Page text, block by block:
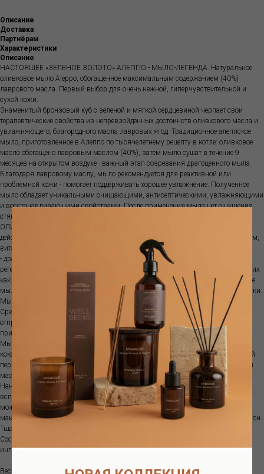
Описание
Доставка
Партнёрам
Характеристики
Описание
НАСТОЯЩЕЕ «ЗЕЛЕНОЕ ЗОЛОТО» АЛЕППО - МЫЛО-ЛЕГЕНДА. Натуральное
оливковое мыло Aleppo, обогащенное максимальным содержанием (40%)
лаврового масла. Первый выбор для очень нежной, гиперчувствительной и
сухой кожи.
Знаменитый бронзовый куб с зеленой и мягкой сердцевиной черпает свои
терапевтические свойства из непревзойденных достоинств оливкового масла и
увлажняющего, благородного масла лавровых ягод. Традиционное алеппское
мыло, приготовленное в Алеппо по тысячелетнему рецепту в котле: оливковое
масло обогащено лавровым маслом (40%), затем мыло сушат в течение 9
месяцев на открытом воздухе - важный этап созревания драгоценного мыла.
Благодаря лавровому маслу, мыло рекомендуется для реактивной или
проблемной кожи - помогает поддерживать хорошее увлажнение. Полученное
мыло обладает уникальными очищающими, антисептическими, увлажняющими
и восстанавливающими свойствами. После применения мыла нет ощущения
стянутости и сухости. 100% натурального происхождение.
ОЛИВКОВОЕ МАСЛО известно своим интенсивным антивозрастным
действием - благодаря содержащимся в нем антиоксидантам: фенолам, тиолам,
витаминам, бета-каротину, дубильным веществам. ЛАВРОВОЕ МАСЛО
- драгоценное редкое масло с успокаивающими, антисептическими и
регенерирующими свойствами рекомендуется при кожных заболеваниях, таких
как экзема или псориаз. Мыло можно проверить на аутентичность -настоящее
мыло плавает в ванне, что подтверждает его выдержку - 9 долгих месяцев сушки.
Мыло-легенда: его производили с древних времен на восточном побережье
Средиземного моря, и, по словам Плиния Старшего, Клеопатра сама
отправлялась в Антиохию, чтобы выбрать лавровое масло для его
приготовления.
Мыло Aleppo не сильно пенится, потому что оно не содержит пальмового или
кокосового масла, но пену можно создать с помощью креповой или сизалевой
перчатки. Алеппское мыло также можно использовать в качестве очищающей
маски и средства для снятия макияжа с лица.
Нанесите непосредственно на влажную кожу, либо с помощью перчатки, либо
вспеньте шариком из сизаля.Роскошное мыло для всего тела, которое также
можно использовать в качестве очищающей маски и средства для снятия
макияжа с лица, а также для личной гигиены. Рекомендуется для интимных зон.
Тщательно смывать.
Состав: масло оливы*, масло лавра*, вода*, гидроксид натрия *органические
ингредиенты
Вес- 200г